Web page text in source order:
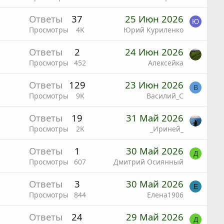
Ответы 37
Просмотры 4K
25 Июн 2026
Юрий Куриленко
Ю
Ответы 2
Просмотры 452
24 Июн 2026
Алексейка
Ответы 129
Просмотры 9K
23 Июн 2026
Василий_С
В
Ответы 19
Просмотры 2K
31 Май 2026
_Ириней_
Ответы 1
Просмотры 607
30 Май 2026
Дмитрий Осиянный
Д
Ответы 3
Просмотры 844
30 Май 2026
Елена1906
Е
Ответы 24 29 Май 2026 Д